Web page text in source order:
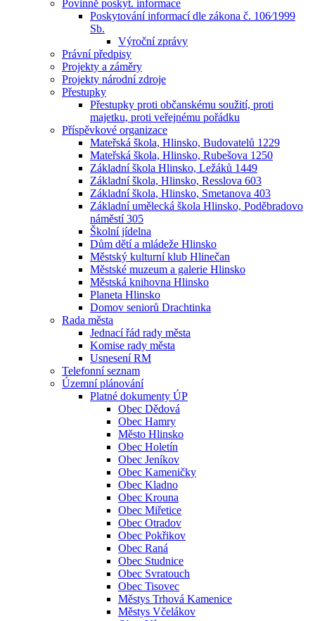
Povinně poskyt. informace
Poskytování informací dle zákona č. 106⁄1999
Sb.
Výroční zprávy
Právní předpisy
Projekty a záměry
Projekty národní zdroje
Přestupky
Přestupky proti občanskému soužití, proti
majetku, proti veřejnému pořádku
Příspěvkové organizace
Mateřská škola, Hlinsko, Budovatelů 1229
Mateřská škola, Hlinsko, Rubešova 1250
Základní škola Hlinsko, Ležáků 1449
Základní škola, Hlinsko, Resslova 603
Základní škola, Hlinsko, Smetanova 403
Základní umělecká škola Hlinsko, Poděbradovo
náměstí 305
Školní jídelna
Dům dětí a mládeže Hlinsko
Městský kulturní klub Hlinečan
Městské muzeum a galerie Hlinsko
Městská knihovna Hlinsko
Planeta Hlinsko
Domov seniorů Drachtinka
Rada města
Jednací řád rady města
Komise rady města
Usnesení RM
Telefonní seznam
Územní plánování
Platné dokumenty ÚP
Obec Dědová
Obec Hamry
Město Hlinsko
Obec Holetín
Obec Jeníkov
Obec Kameničky
Obec Kladno
Obec Krouna
Obec Miřetice
Obec Otradov
Obec Pokřikov
Obec Raná
Obec Studnice
Obec Svratouch
Obec Tisovec
Městys Trhová Kamenice
Městys Včelákov